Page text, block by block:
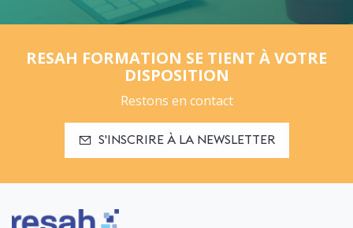
RESAH FORMATION SE TIENT À VOTRE
DISPOSITION
Restons en contact
S'INSCRIRE À LA NEWSLETTER
Logo Resah Formation